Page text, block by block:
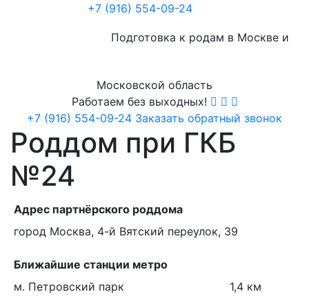
+7 (916) 554-09-24
Подготовка к родам в Москве и
Московской область
+7 (916) 554-09-24 Заказать обратный звонок
Работаем без выходных!
Роддом при ГКБ
№24
Адрес партнёрского роддома
город Москва, 4-й Вятский переулок, 39
Ближайшие станции метро
м. Петровский парк
1,4 км